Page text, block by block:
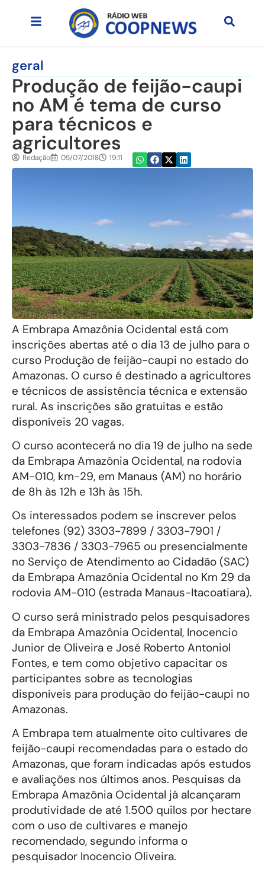
geral
Produção de feijão-caupi
no AM é tema de curso
para técnicos e
agricultores
Redação 05/07/2018 19:11
A Embrapa Amazônia Ocidental está com
inscrições abertas até o dia 13 de julho para o
curso Produção de feijão-caupi no estado do
Amazonas. O curso é destinado a agricultores
e técnicos de assistência técnica e extensão
rural. As inscrições são gratuitas e estão
disponíveis 20 vagas.
O curso acontecerá no dia 19 de julho na sede
da Embrapa Amazônia Ocidental, na rodovia
AM-010, km-29, em Manaus (AM) no horário
de 8h às 12h e 13h às 15h.
Os interessados podem se inscrever pelos
telefones (92) 3303-7899 / 3303-7901 /
3303-7836 / 3303-7965 ou presencialmente
no Serviço de Atendimento ao Cidadão (SAC)
da Embrapa Amazônia Ocidental no Km 29 da
rodovia AM-010 (estrada Manaus-Itacoatiara).
O curso será ministrado pelos pesquisadores
da Embrapa Amazônia Ocidental, Inocencio
Junior de Oliveira e José Roberto Antoniol
Fontes, e tem como objetivo capacitar os
participantes sobre as tecnologias
disponíveis para produção do feijão-caupi no
Amazonas.
A Embrapa tem atualmente oito cultivares de
feijão-caupi recomendadas para o estado do
Amazonas, que foram indicadas após estudos
e avaliações nos últimos anos. Pesquisas da
Embrapa Amazônia Ocidental já alcançaram
produtividade de até 1.500 quilos por hectare
com o uso de cultivares e manejo
recomendado, segundo informa o
pesquisador Inocencio Oliveira.